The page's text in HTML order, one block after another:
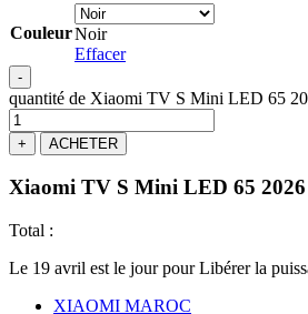
CouleurNoir
Effacer
-
quantité de Xiaomi TV S Mini LED 65
+ ACHETER
Xiaomi TV S Mini LED 65 2026
Total :
Le 19 avril est le jour pour Libérer la
XIAOMI MAROC